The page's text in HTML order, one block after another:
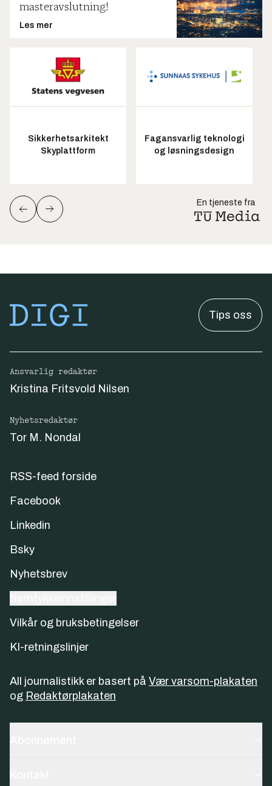
masteravslutning!
Les mer
Sikkerhetsarkitekt
Skyplattform
Fagansvarlig teknologi
og løsningsdesign
En tjeneste fra
Tips oss
Ansvarlig redaktør
Kristina Fritsvold Nilsen
Nyhetsredaktør
Tor M. Nondal
RSS-feed forside
Facebook
Linkedin
Bsky
Nyhetsbrev
Vilkår og bruksbetingelser
KI-retningslinjer
All journalistikk er basert på Vær varsom-plakaten
og Redaktørplakaten